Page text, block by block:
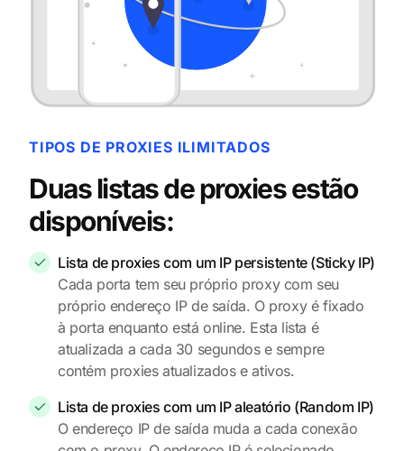
TIPOS DE PROXIES ILIMITADOS
Duas listas de proxies estão
disponíveis:
Lista de proxies com um IP persistente (Sticky IP)
Cada porta tem seu próprio proxy com seu
próprio endereço IP de saída. O proxy é fixado
à porta enquanto está online. Esta lista é
atualizada a cada 30 segundos e sempre
contém proxies atualizados e ativos.
Lista de proxies com um IP aleatório (Random IP)
O endereço IP de saída muda a cada conexão